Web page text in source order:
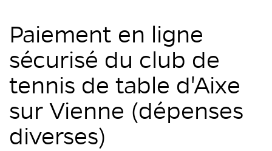
Paiement en ligne
sécurisé du club de
tennis de table d'Aixe
sur Vienne (dépenses
diverses)